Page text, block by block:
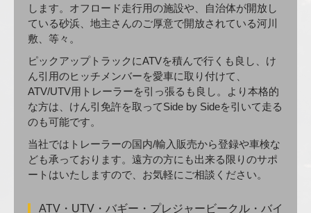
します。オフロード走行用の施設や、自治体が開放し
ている砂浜、地主さんのご厚意で開放されている河川
敷、等々。
ピックアップトラックにATVを積んで行くも良し、け
ん引用のヒッチメンバーを愛車に取り付けて、
ATV/UTV用トレーラーを引っ張るも良し。より本格的
な方は、けん引免許を取ってSide by Sideを引いて走る
のも可能です。
当社ではトレーラーの国内/輸入販売から登録や車検な
ども承っております。遠方の方にも出来る限りのサポ
ートはいたしますので、お気軽にご相談ください。
ATV・UTV・バギー・プレジャービークル・バイ